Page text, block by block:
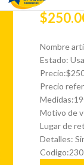
$
Nombre
Estado:
Precio
Motivo de
Lugar de
Detalles: